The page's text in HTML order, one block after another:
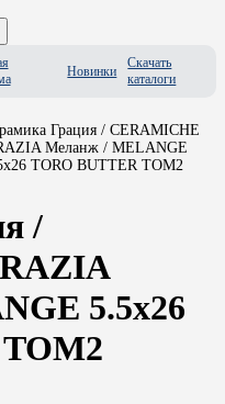
Новинки
Скачать
каталоги
Грация / CERAMICHE
Меланж / MELANGE
TORO BUTTER TOM2
/
5.5x26